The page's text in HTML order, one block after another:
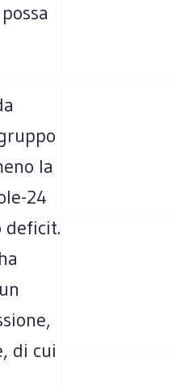
la
24
deficit.
di cui